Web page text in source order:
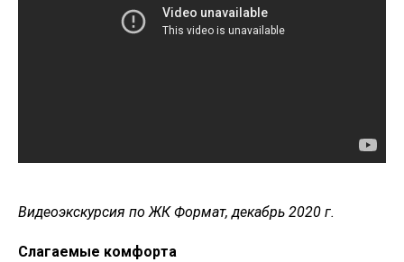
Видеоэкскурсия по ЖК Формат, декабрь 2020 г.
Слагаемые комфорта